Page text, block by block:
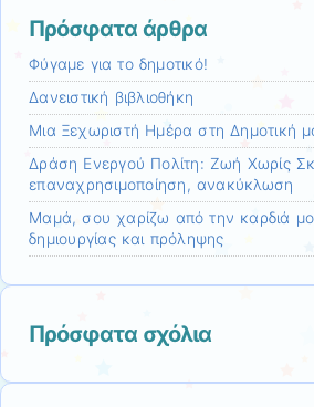
Πρόσφατα άρθρα
Φύγαμε για το δημοτικό!
Δανειστική βιβλιοθήκη
Μια Ξεχωριστή Ημέρα στη Δημοτική
Δράση Ενεργού Πολίτη: Ζωή Χωρίς
επαναχρησιμοποίηση, ανακύκλωση
Μαμά, σου χαρίζω από την καρδιά
δημιουργίας και πρόληψης
Πρόσφατα σχόλια